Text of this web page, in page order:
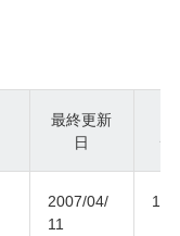
最終更新
日
ジ
2007/04/
11